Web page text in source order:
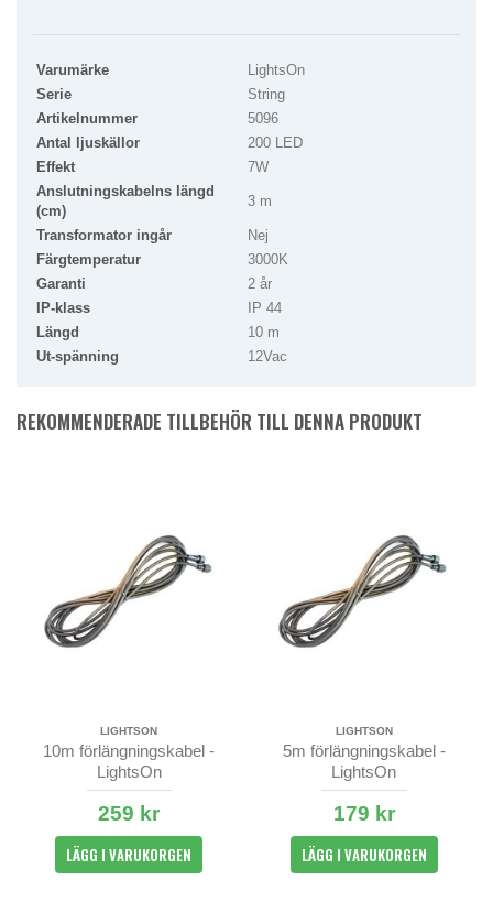
Varumärke
LightsOn
Serie
String
Artikelnummer
5096
Antal ljuskällor
200 LED
Effekt
7W
Anslutningskabelns längd
(cm)
3 m
Transformator ingår
Nej
Färgtemperatur
3000K
Garanti
2 år
IP-klass
IP 44
Längd
10 m
Ut-spänning
12Vac
REKOMMENDERADE TILLBEHÖR TILL DENNA PRODUKT
LIGHTSON
10m förlängningskabel -
LightsOn
259 kr
LÄGG I VARUKORGEN
LIGHTSON
5m förlängningskabel -
LightsOn
179 kr
LÄGG I VARUKORGEN